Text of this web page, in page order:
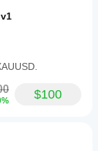
$100